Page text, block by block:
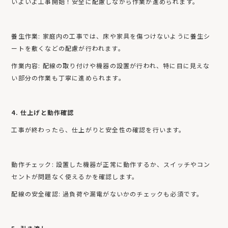
養生作業: 家庭内の工事では、床や家具を傷つけないように養生シ
ートを敷くなどの配慮が行われます。
作業内容: 配線の取り付けや機器の設置が行われ、特に目に見えな
い部分の作業も丁寧に進められます。
4. 仕上げと動作確認
工事が終わったら、仕上がりと安全性の確認を行います。
動作チェック: 設置した機器が正常に動作するか、スイッチやコン
セントが問題なく使えるかを確認します。
配線の安全確認: 過負荷や漏電がないかのチェックも必須です。